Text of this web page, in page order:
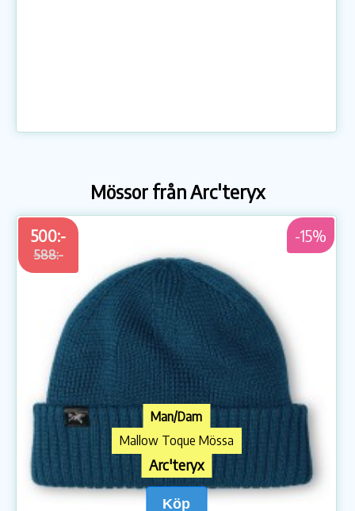
Mössor från Arc'teryx
500:-
588:-
-15%
Man/Dam
Mallow Toque Mössa
Arc'teryx
Köp